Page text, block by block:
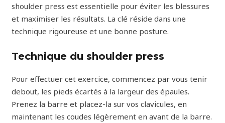
shoulder press est essentielle pour éviter les blessures
et maximiser les résultats. La clé réside dans une
technique rigoureuse et une bonne posture.
Technique du shoulder press
Pour effectuer cet exercice, commencez par vous tenir
debout, les pieds écartés à la largeur des épaules.
Prenez la barre et placez-la sur vos clavicules, en
maintenant les coudes légèrement en avant de la barre.